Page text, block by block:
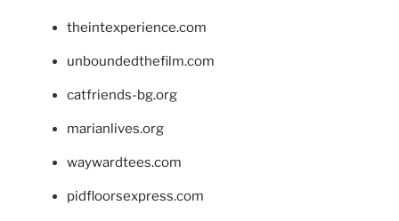
theintexperience.com
unboundedthefilm.com
catfriends-bg.org
marianlives.org
waywardtees.com
pidfloorsexpress.com